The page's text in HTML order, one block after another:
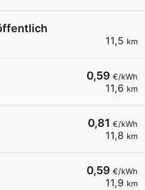
11,5 km
0,59 €/kWh
11,6 km
0,81 €/kWh
11,8 km
0,59 €/kWh
11,9 km